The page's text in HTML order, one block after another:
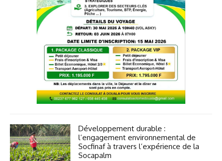
Développement durable :
l’engagement environnemental de
Socfinaf à travers l’expérience de la
Socapalm